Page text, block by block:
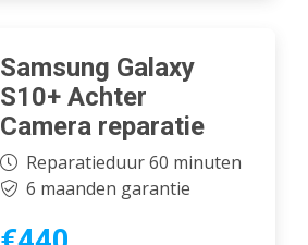
Samsung Galaxy
S10+ Achter
Camera reparatie
Reparatieduur 60 minuten
6 maanden garantie